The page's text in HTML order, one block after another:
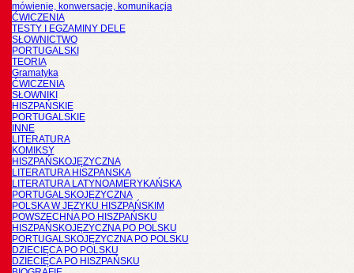
mówienie, konwersacje, komunikacja
ĆWICZENIA
TESTY I EGZAMINY DELE
SŁOWNICTWO
PORTUGALSKI
TEORIA
Gramatyka
ĆWICZENIA
SŁOWNIKI
HISZPAŃSKIE
PORTUGALSKIE
INNE
LITERATURA
KOMIKSY
HISZPAŃSKOJĘZYCZNA
LITERATURA HISZPANSKA
LITERATURA LATYNOAMERYKAŃSKA
PORTUGALSKOJĘZYCZNA
POLSKA W JĘZYKU HISZPAŃSKIM
POWSZECHNA PO HISZPAŃSKU
HISZPAŃSKOJĘZYCZNA PO POLSKU
PORTUGALSKOJĘZYCZNA PO POLSKU
DZIECIĘCA PO POLSKU
DZIECIĘCA PO HISZPAŃSKU